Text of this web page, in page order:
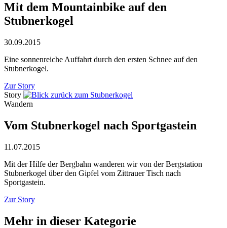
Mit dem Mountainbike auf den
Stubnerkogel
30.09.2015
Eine sonnenreiche Auffahrt durch den ersten Schnee auf den
Stubnerkogel.
Zur Story
Story
Wandern
Vom Stubnerkogel nach Sportgastein
11.07.2015
Mit der Hilfe der Bergbahn wanderen wir von der Bergstation
Stubnerkogel über den Gipfel vom Zittrauer Tisch nach
Sportgastein.
Zur Story
Mehr in dieser Kategorie